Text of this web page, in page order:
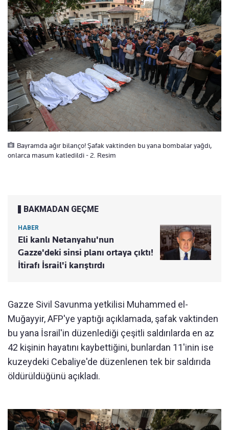
Bayramda ağır bilanço! Şafak vaktinden bu yana bombalar yağdı,
onlarca masum katledildi - 2. Resim
BAKMADAN GEÇME
HABER
Eli kanlı Netanyahu'nun
Gazze'deki sinsi planı ortaya çıktı!
İtirafı İsrail'i karıştırdı
Gazze Sivil Savunma yetkilisi Muhammed el-
Muğayyir, AFP'ye yaptığı açıklamada, şafak vaktinden
bu yana İsrail'in düzenlediği çeşitli saldırılarda en az
42 kişinin hayatını kaybettiğini, bunlardan 11'inin ise
kuzeydeki Cebaliye'de düzenlenen tek bir saldırıda
öldürüldüğünü açıkladı.